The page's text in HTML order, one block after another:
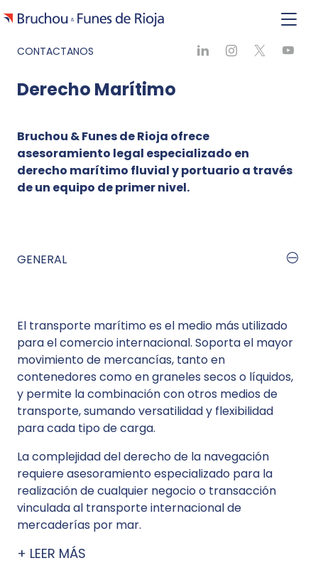
CONTACTANOS
Derecho Marítimo
Bruchou & Funes de Rioja ofrece
asesoramiento legal especializado en
derecho marítimo fluvial y portuario a través
de un equipo de primer nivel.
GENERAL
El transporte marítimo es el medio más utilizado
para el comercio internacional. Soporta el mayor
movimiento de mercancías, tanto en
contenedores como en graneles secos o líquidos,
y permite la combinación con otros medios de
transporte, sumando versatilidad y flexibilidad
para cada tipo de carga.
La complejidad del derecho de la navegación
requiere asesoramiento especializado para la
realización de cualquier negocio o transacción
vinculada al transporte internacional de
mercaderías por mar.
LEER MÁS